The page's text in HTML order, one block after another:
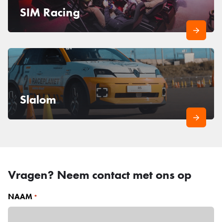
SIM Racing
Slalom
Vragen? Neem contact met ons op
NAAM *